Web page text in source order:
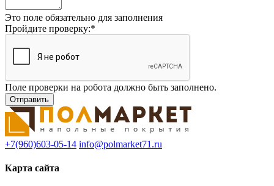
Это поле обязательно для заполнения
Пройдите проверку:*
Поле проверки на робота должно быть заполнено.
+7(960)603-05-14 info@polmarket71.ru
Карта сайта